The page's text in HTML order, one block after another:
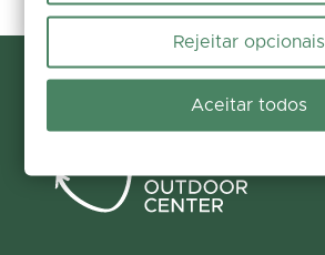
Report and contribute
Rejeitar opcionais
Aceitar todos